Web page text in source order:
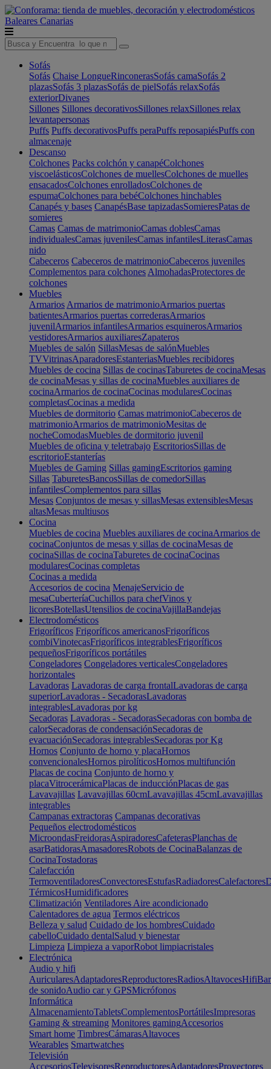
Baleares Canarias
Sofás
Sofás Chaise LongueRinconerasSofás camaSofás 2
plazasSofás 3 plazasSofás de pielSofás relaxSofás
exteriorDivanes
Sillones Sillones decorativosSillones relaxSillones relax
levantapersonas
Puffs Puffs decorativosPuffs peraPuffs reposapiésPuffs con
almacenaje
Descanso
Colchones Packs colchón y canapéColchones
viscoelásticosColchones de muellesColchones de muelles
ensacadosColchones enrolladosColchones de
espumaColchones para bebéColchones hinchables
Canapés y bases CanapésBase tapizadasSomieresPatas de
somieres
Camas Camas de matrimonioCamas doblesCamas
individualesCamas juvenilesCamas infantilesLiterasCamas
nido
Cabeceros Cabeceros de matrimonioCabeceros juveniles
Complementos para colchones AlmohadasProtectores de
colchones
Muebles
Armarios Armarios de matrimonioArmarios puertas
batientesArmarios puertas correderasArmarios
juvenilArmarios infantilesArmarios esquinerosArmarios
vestidoresArmarios auxiliaresZapateros
Muebles de salón SillasMesas de salónMuebles
TVVitrinasAparadoresEstanteriasMuebles recibidores
Muebles de cocina Sillas de cocinasTaburetes de cocinaMesas
de cocinaMesas y sillas de cocinaMuebles auxiliares de
cocinaArmarios de cocinaCocinas modularesCocinas
completasCocinas a medida
Muebles de dormitorio Camas matrimonioCabeceros de
matrimonioArmarios de matrimonioMesitas de
nocheComodasMuebles de dormitorio juvenil
Muebles de oficina y teletrabajo EscritoriosSillas de
escritorioEstanterías
Muebles de Gaming Sillas gamingEscritorios gaming
Sillas TaburetesBancosSillas de comedorSillas
infantilesComplementos para sillas
Mesas Conjuntos de mesas y sillasMesas extensiblesMesas
altasMesas multiusos
Cocina
Muebles de cocina Muebles auxiliares de cocinaArmarios de
cocinaConjuntos de mesas y sillas de cocinaMesas de
cocinaSillas de cocinaTaburetes de cocinaCocinas
modularesCocinas completas
Cocinas a medida
Accesorios de cocina MenajeServicio de
mesaCuberteríaCuchillos para chefVinos y
licoresBotellasUtensilios de cocinaVajillaBandejas
Electrodomésticos
Frigoríficos Frigoríficos americanosFrigoríficos
combiVinotecasFrigoríficos integrablesFrigoríficos
pequeñosFrigoríficos portátiles
Congeladores Congeladores verticalesCongeladores
horizontales
Lavadoras Lavadoras de carga frontalLavadoras de carga
superiorLavadoras - SecadorasLavadoras
integrablesLavadoras por kg
Secadoras Lavadoras - SecadorasSecadoras con bomba de
calorSecadoras de condensaciónSecadoras de
evacuaciónSecadoras integrablesSecadoras por Kg
Hornos Conjunto de horno y placaHornos
convencionalesHornos pirolíticosHornos multifunción
Placas de cocina Conjunto de horno y
placaVitrocerámicaPlacas de inducciónPlacas de gas
Lavavajillas Lavavajillas 60cmLavavajillas 45cmLavavajillas
integrables
Campanas extractoras Campanas decorativas
Pequeños electrodomésticos
MicroondasFreidorasAspiradoresCafeterasPlanchas de
asarBatidorasAmasadoresRobots de CocinaBalanzas de
CocinaTostadoras
Calefacción
TermoventiladoresConvectoresEstufasRadiadoresCalefactores
TérmicosHumidificadores
Climatización Ventiladores Aire acondicionado
Calentadores de agua Termos eléctricos
Belleza y salud Cuidado de los hombresCuidado
cabelloCuidado dentalSalud y bienestar
Limpieza Limpieza a vaporRobot limpiacristales
Electrónica
Audio y hifi
AuricularesAdaptadoresReproductoresRadiosAltavocesHifi
de sonidoAudio car y GPSMicrófonos
Informática
AlmacenamientoTabletsComplementosPortátilesImpresoras
Gaming & streaming Monitores gamingAccesorios
Smart home TimbresCámarasAltavoces
Wearables Smartwatches
Televisión
AccesoriosTelevisoresReproductoresAdaptadoresProyectores